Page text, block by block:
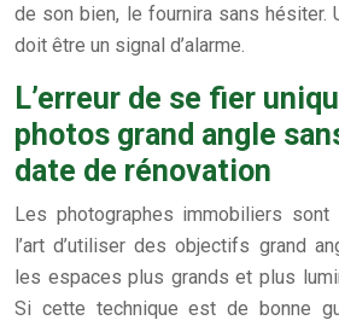
de son bien, le fournira sans hésiter.
doit être un signal d’alarme.
L’erreur de se fier
photos grand angle
date de rénovation
Les photographes immobiliers
l’art d’utiliser des objectifs grand
les espaces plus grands et plus
Si cette technique est de bonne